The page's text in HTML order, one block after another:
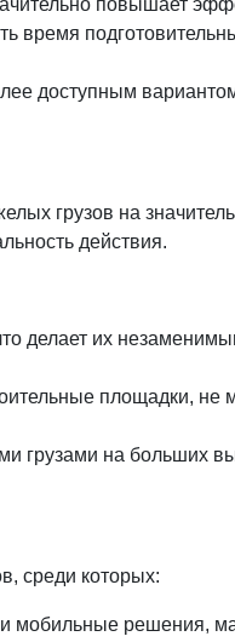
повышает
время
доступным
грузов на
действия.
делает их
площадки, не
грузами на больших
среди которых:
мобильные решения,